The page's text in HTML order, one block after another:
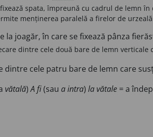
spata, împreună cu cadrul de lemn
menținerea paralelă a firelor de
la joagăr, în care se fixează pânza
dintre cele două bare de lemn
dintre cele patru bare de lemn care
vătală)A fi(sau a intra) la vătale= a